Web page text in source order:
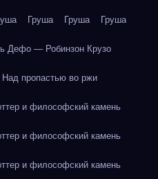
Груша Груша Груша
Дефо — Робинзон Крузо
пропастью во ржи
и философский камень
и философский камень
и философский камень